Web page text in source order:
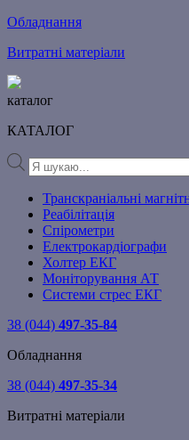
Обладнання
Витратні матеріали
каталог
КАТАЛОГ
Products
search
Транскраніальні
Реабілітація
Спірометри
Електрокардіографи
Холтер ЕКГ
Моніторування АТ
Системи стрес ЕКГ
38 (044) 497-35-84
Обладнання
38 (044) 497-35-34
Витратні матеріали